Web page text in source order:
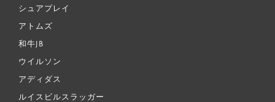
シュアプレイ
アトムズ
和牛JB
ウイルソン
アディダス
ルイスビルスラッガー